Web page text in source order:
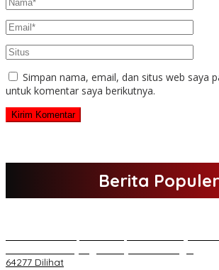
Simpan nama, email, dan situs web saya
untuk komentar saya berikutnya.
Berita Populer
64277 Dilihat